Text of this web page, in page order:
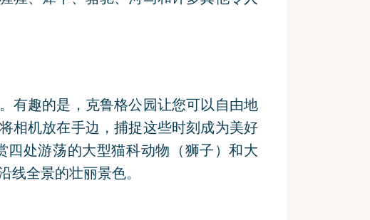
有趣的是，克鲁格公园让您可以自由地
相机放在手边，捕捉这些时刻成为美好
处游荡的大型猫科动物（狮子）和大
全景的壮丽景色。